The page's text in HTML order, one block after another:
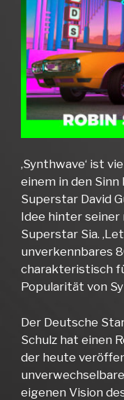
‚Synthwave‘ ist
einem in den
Superstar David
Idee hinter
Superstar Sia.
unverkennbares
charakteristisch
Popularität von
Der Deutsche
Schulz hat einen
der heute
eigenen Vision